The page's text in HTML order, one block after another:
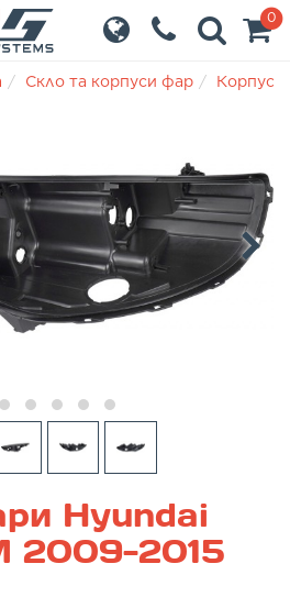
0
Скло та корпуси фар Корпуси
Hyundai
2009-2015